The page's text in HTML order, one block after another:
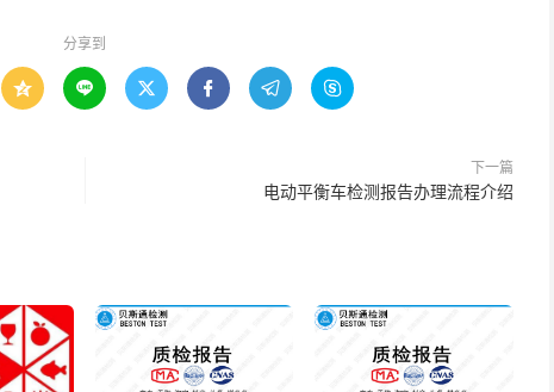
分享到
     
下一篇
电动平衡车检测报告办理流程介绍